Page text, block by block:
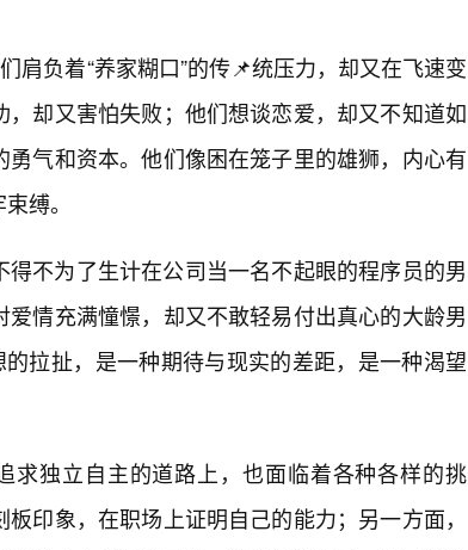
肩负着“养家糊口”的传📌统压力，却又在飞速变
却又害怕失败；他们想谈恋爱，却又不知道如
气和资本。他们像困在笼子里的雄狮，内心有
缚。
不为了生计在公司当一名不起眼的程序员的男
情充满憧憬，却又不敢轻易付出真心的大龄男
拉扯，是一种期待与现实的差距，是一种渴望
求独立自主的道路上，也面临着各种各样的挑
印象，在职场上证明自己的能力；另一方面，